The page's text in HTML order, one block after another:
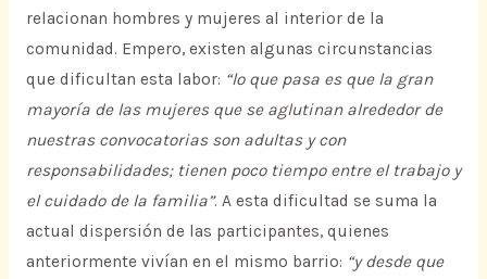
relacionan hombres y mujeres al interior de la
comunidad. Empero, existen algunas circunstancias
que dificultan esta labor: “lo que pasa es que la gran
mayoría de las mujeres que se aglutinan alrededor de
nuestras convocatorias son adultas y con
responsabilidades; tienen poco tiempo entre el trabajo y
el cuidado de la familia”. A esta dificultad se suma la
actual dispersión de las participantes, quienes
anteriormente vivían en el mismo barrio: “y desde que